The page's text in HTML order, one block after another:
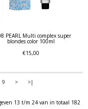
PEARL Multi complex super
blondes color 100ml
€15,00
9 > >|
13 t/m 24 van in totaal 182